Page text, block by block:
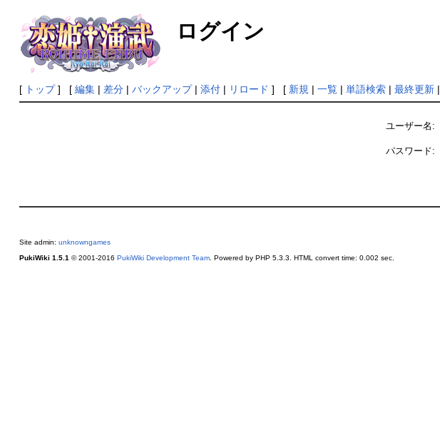
ログイン
[ トップ] [ 編集| 差分| バックアップ| 添付| リロード ] [ 新規 | 一覧| 単語検索| 最終更新|
ユーザー名:
パスワード:
Site admin: unknowngames
PukiWiki 1.5.1 © 2001-2016 PukiWiki Development Team. Powered by PHP 5.3.3. HTML convert time: 0.002 sec.